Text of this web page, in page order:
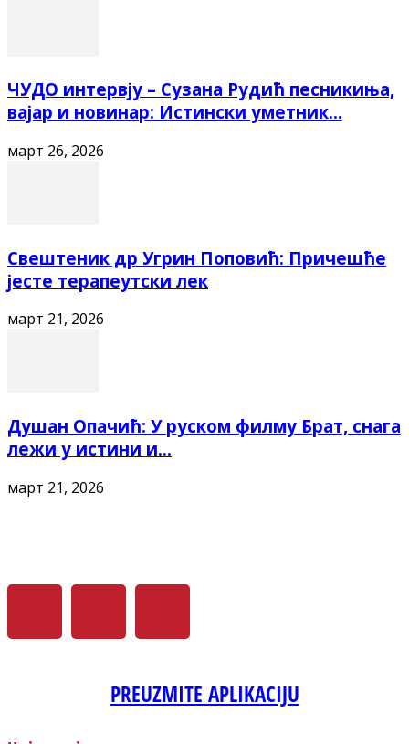
ЧУДО интервју – Сузана Рудић песникиња,
вајар и новинар: Истински уметник...
март 26, 2026
Свештеник др Угрин Поповић: Причешће
јесте терапеутски лек
март 21, 2026
Душан Опачић: У руском филму Брат, снага
лежи у истини и...
март 21, 2026
PREUZMITE APLIKACIJU